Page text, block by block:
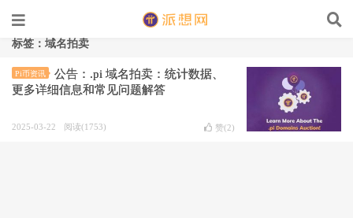
标签：域名拍卖
Pi币资讯
公告：.pi 域名拍卖：统计数据、
更多详细信息和常见问题解答
2025-03-22 阅读(1753) 赞(2)